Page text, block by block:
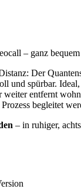
– ganz
Der
und spürbar.
weiter entfernt
begleitet
– in ruhiger,